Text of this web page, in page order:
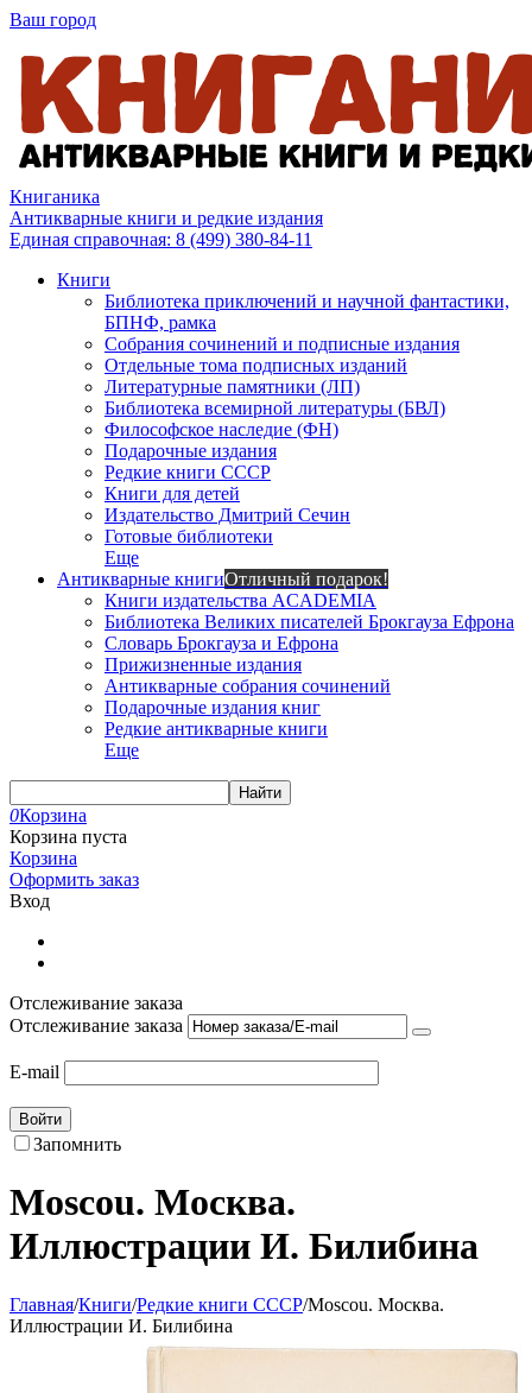
Ваш город
Книганика
Антикварные книги и редкие издания
Единая справочная: 8 (499) 380-84-11
Книги
Библиотека приключений и научной фантастики,
БПНФ, рамка
Собрания сочинений и подписные издания
Отдельные тома подписных изданий
Литературные памятники (ЛП)
Библиотека всемирной литературы (БВЛ)
Философское наследие (ФН)
Подарочные издания
Редкие книги СССР
Книги для детей
Издательство Дмитрий Сечин
Готовые библиотеки
Еще
Антикварные книгиОтличный подарок!
Книги издательства ACADEMIA
Библиотека Великих писателей Брокгауза Ефрона
Словарь Брокгауза и Ефрона
Прижизненные издания
Антикварные собрания сочинений
Подарочные издания книг
Редкие антикварные книги
Еще
Найти
0Корзина
Корзина пуста
Корзина
Оформить заказ
Вход
Отслеживание заказа
Отслеживание заказа
E-mail
Войти
Запомнить
Moscou. Москва.
Иллюстрации И. Билибина
Главная/Книги/Редкие книги СССР/Moscou. Москва.
Иллюстрации И. Билибина